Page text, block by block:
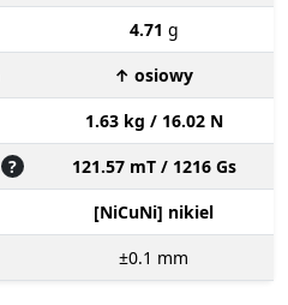
4.71 g
↑ osiowy
1.63 kg / 16.02 N
?
121.57 mT / 1216 Gs
[NiCuNi] nikiel
±0.1 mm